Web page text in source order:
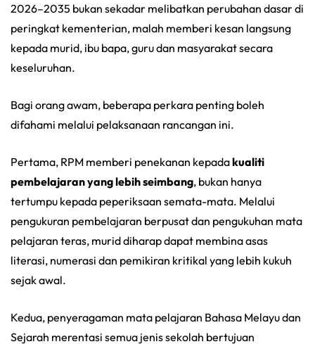
2026–2035 bukan sekadar melibatkan perubahan dasar di
peringkat kementerian, malah memberi kesan langsung
kepada murid, ibu bapa, guru dan masyarakat secara
keseluruhan.
Bagi orang awam, beberapa perkara penting boleh
difahami melalui pelaksanaan rancangan ini.
Pertama, RPM memberi penekanan kepadakualiti
pembelajaran yang lebih seimbang, bukan hanya
tertumpu kepada peperiksaan semata-mata. Melalui
pengukuran pembelajaran berpusat dan pengukuhan mata
pelajaran teras, murid diharap dapat membina asas
literasi, numerasi dan pemikiran kritikal yang lebih kukuh
sejak awal.
Kedua, penyeragaman mata pelajaran Bahasa Melayu dan
Sejarah merentasi semua jenis sekolah bertujuan